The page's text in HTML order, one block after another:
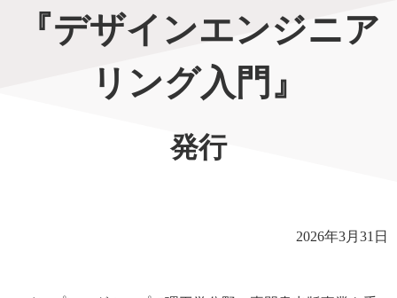
『デザインエンジニア
リング入門 』
発行
2026年3月31日